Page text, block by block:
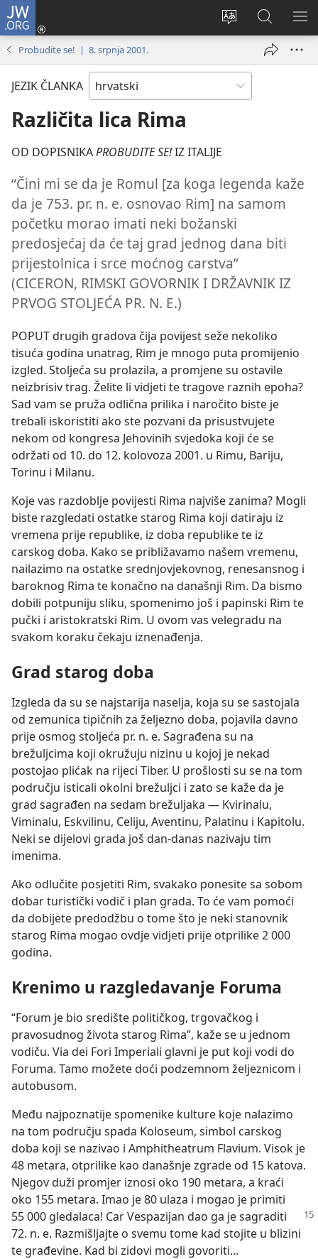
JW.ORG
Promijeni
Prijava
(otvara
prozor)
JW.ORG
|
Pretraga
Probudite se! | 8. srpnja 2001.
JEZIK ČLANKA
Različita lica Rima
OD DOPISNIKAPROBUDITE SE!IZ ITALIJE
“Čini mi se da je Romul [za koga legenda kaže
da je 753. pr. n. e. osnovao Rim] na samom
početku morao imati neki božanski
predosjećaj da će taj grad jednog dana biti
prijestolnica i srce moćnog carstva”
(CICERON, RIMSKI GOVORNIK I DRŽAVNIK IZ
PRVOG STOLJEĆA PR. N. E.)
POPUT drugih gradova čija povijest seže nekoliko
tisuća godina unatrag, Rim je mnogo puta promijenio
izgled. Stoljeća su prolazila, a promjene su ostavile
neizbrisiv trag. Želite li vidjeti te tragove raznih epoha?
Sad vam se pruža odlična prilika i naročito biste je
trebali iskoristiti ako ste pozvani da prisustvujete
nekom od kongresa Jehovinih svjedoka koji će se
održati od 10. do 12. kolovoza 2001. u Rimu, Bariju,
Torinu i Milanu.
Koje vas razdoblje povijesti Rima najviše zanima? Mogli
biste razgledati ostatke starog Rima koji datiraju iz
vremena prije republike, iz doba republike te iz
carskog doba. Kako se približavamo našem vremenu,
nailazimo na ostatke srednjovjekovnog, renesansnog i
baroknog Rima te konačno na današnji Rim. Da bismo
dobili potpuniju sliku, spomenimo još i papinski Rim te
pučki i aristokratski Rim. U ovom vas velegradu na
svakom koraku čekaju iznenađenja.
Grad starog doba
Izgleda da su se najstarija naselja, koja su se sastojala
od zemunica tipičnih za željezno doba, pojavila davno
prije osmog stoljeća pr. n. e. Sagrađena su na
brežuljcima koji okružuju nizinu u kojoj je nekad
postojao plićak na rijeci Tiber. U prošlosti su se na tom
području isticali okolni brežuljci i zato se kaže da je
grad sagrađen na sedam brežuljaka — Kvirinalu,
Viminalu, Eskvilinu, Celiju, Aventinu, Palatinu i Kapitolu.
Neki se dijelovi grada još dan-danas nazivaju tim
imenima.
Ako odlučite posjetiti Rim, svakako ponesite sa sobom
dobar turistički vodič i plan grada. To će vam pomoći
da dobijete predodžbu o tome što je neki stanovnik
starog Rima mogao ovdje vidjeti prije otprilike 2 000
godina.
Krenimo u razgledavanje Foruma
“Forum je bio središte političkog, trgovačkog i
pravosudnog života starog Rima”, kaže se u jednom
vodiču. Via dei Fori Imperiali glavni je put koji vodi do
Foruma. Tamo možete doći podzemnom željeznicom i
autobusom.
Među najpoznatije spomenike kulture koje nalazimo
na tom području spada Koloseum, simbol carskog
doba koji se nazivao i Amphitheatrum Flavium. Visok je
48 metara, otprilike kao današnje zgrade od 15 katova.
Njegov duži promjer iznosi oko 190 metara, a kraći
oko 155 metara. Imao je 80 ulaza i mogao je primiti
55 000 gledalaca! Car Vespazijan dao ga je sagraditi
72. n. e. Razmišljajte o svemu tome kad stojite u blizini
te građevine. Kad bi zidovi mogli govoriti...